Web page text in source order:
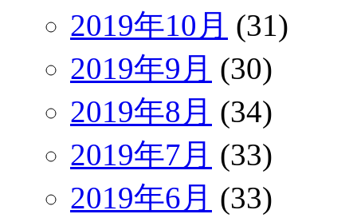
2019年10月 (31)
2019年9月 (30)
2019年8月 (34)
2019年7月 (33)
2019年6月 (33)